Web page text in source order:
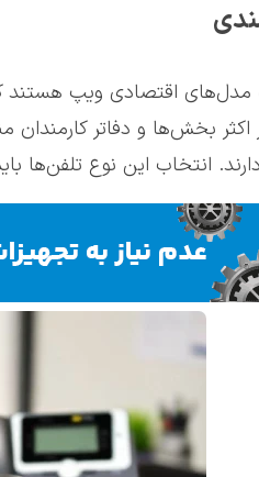
مدل‌های اقتصادی ویپ هستند
اکثر بخش‌ها و دفاتر
انتخاب این نوع تلفن‌ها